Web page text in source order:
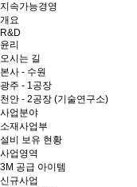
지속가능경영
개요
R&D
윤리
오시는 길
본사 - 수원
광주 - 1공장
천안 - 2공장 (기술연구소)
사업분야
소재사업부
설비 보유 현황
사업영역
3M 공급 아이템
신규사업